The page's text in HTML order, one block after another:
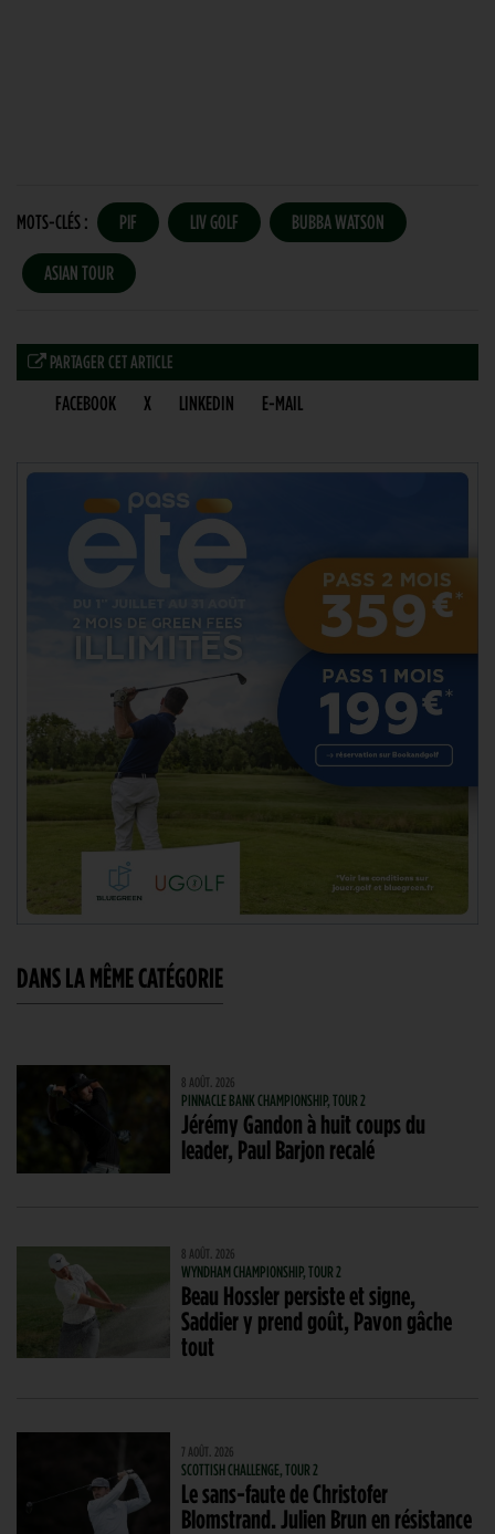
MOTS-CLÉS : PIF LIV GOLF BUBBA WATSON
ASIAN TOUR
PARTAGER CET ARTICLE
FACEBOOK X LINKEDIN E-MAIL
DANS LA MÊME CATÉGORIE
8 AOÛT. 2026
PINNACLE BANK CHAMPIONSHIP, TOUR 2
Jérémy Gandon à huit coups du
leader, Paul Barjon recalé
8 AOÛT. 2026
WYNDHAM CHAMPIONSHIP, TOUR 2
Beau Hossler persiste et signe,
Saddier y prend goût, Pavon gâche
tout
7 AOÛT. 2026
SCOTTISH CHALLENGE, TOUR 2
Le sans-faute de Christofer
Blomstrand. Julien Brun en résistance